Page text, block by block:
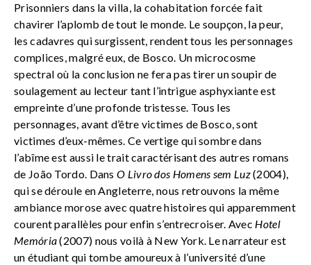
Prisonniers dans la villa, la cohabitation forcée fait
chavirer l’aplomb de tout le monde. Le soupçon, la peur,
les cadavres qui surgissent, rendent tous les personnages
complices, malgré eux, de Bosco. Un microcosme
spectral où la conclusion ne fera pas tirer un soupir de
soulagement au lecteur tant l’intrigue asphyxiante est
empreinte d’une profonde tristesse. Tous les
personnages, avant d’être victimes de Bosco, sont
victimes d’eux-mêmes. Ce vertige qui sombre dans
l’abîme est aussi le trait caractérisant des autres romans
de João Tordo. DansO Livro dos Homens sem Luz(2004),
qui se déroule en Angleterre, nous retrouvons la même
ambiance morose avec quatre histoires qui apparemment
courent parallèles pour enfin s’entrecroiser. Avec Hotel
Memória(2007) nous voilà à New York. Le narrateur est
un étudiant qui tombe amoureux à l’université d’une